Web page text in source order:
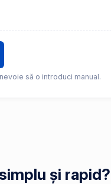
să o introduci manual.
și rapid?